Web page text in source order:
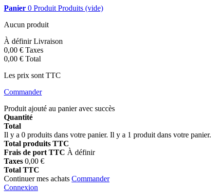
Panier 0 Produit Produits (vide)
Aucun produit
À définirLivraison
0,00 € Taxes
0,00 € Total
Les prix sont TTC
Commander
Produit ajouté au panier avec succès
Quantité
Total
Il y a 0 produits dans votre panier. Il y a 1 produit dans votre panier.
Total produits TTC
Frais de port TTC À définir
Taxes 0,00 €
Total TTC
Continuer mes achats Commander
Connexion